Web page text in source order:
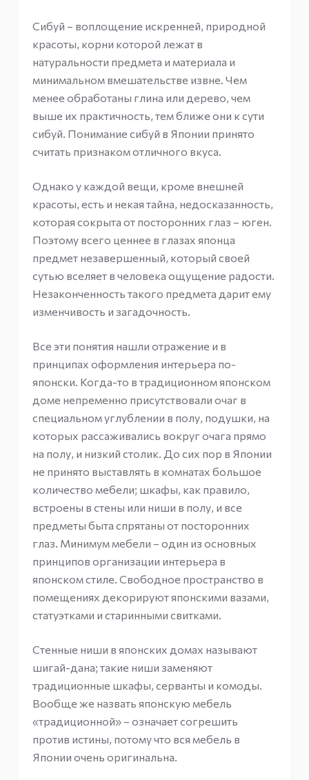
Сибуй – воплощение искренней, природной
красоты, корни которой лежат в
натуральности предмета и материала и
минимальном вмешательстве извне. Чем
менее обработаны глина или дерево, чем
выше их практичность, тем ближе они к сути
сибуй. Понимание сибуй в Японии принято
считать признаком отличного вкуса.
Однако у каждой вещи, кроме внешней
красоты, есть и некая тайна, недосказанность,
которая сокрыта от посторонних глаз – юген.
Поэтому всего ценнее в глазах японца
предмет незавершенный, который своей
сутью вселяет в человека ощущение радости.
Незаконченность такого предмета дарит ему
изменчивость и загадочность.
Все эти понятия нашли отражение и в
принципах оформления интерьера по-
японски. Когда-то в традиционном японском
доме непременно присутствовали очаг в
специальном углублении в полу, подушки, на
которых рассаживались вокруг очага прямо
на полу, и низкий столик. До сих пор в Японии
не принято выставлять в комнатах большое
количество мебели; шкафы, как правило,
встроены в стены или ниши в полу, и все
предметы быта спрятаны от посторонних
глаз. Минимум мебели – один из основных
принципов организации интерьера в
японском стиле. Свободное пространство в
помещениях декорируют японскими вазами,
статуэтками и старинными свитками.
Стенные ниши в японских домах называют
шигай-дана; такие ниши заменяют
традиционные шкафы, серванты и комоды.
Вообще же назвать японскую мебель
«традиционной» – означает согрешить
против истины, потому что вся мебель в
Японии очень оригинальна.